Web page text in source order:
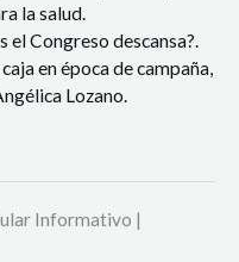
la salud.
el Congreso descansa?.
en época de campaña,
Lozano.
Informativo |